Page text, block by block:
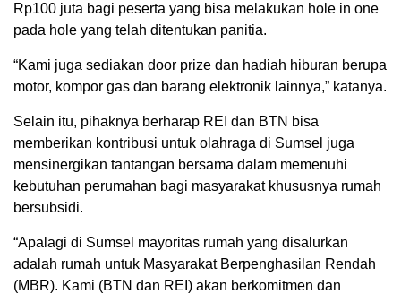
Rp100 juta bagi peserta yang bisa melakukan hole in one
pada hole yang telah ditentukan panitia.
“Kami juga sediakan door prize dan hadiah hiburan berupa
motor, kompor gas dan barang elektronik lainnya,” katanya.
Selain itu, pihaknya berharap REI dan BTN bisa
memberikan kontribusi untuk olahraga di Sumsel juga
mensinergikan tantangan bersama dalam memenuhi
kebutuhan perumahan bagi masyarakat khususnya rumah
bersubsidi.
“Apalagi di Sumsel mayoritas rumah yang disalurkan
adalah rumah untuk Masyarakat Berpenghasilan Rendah
(MBR). Kami (BTN dan REI) akan berkomitmen dan